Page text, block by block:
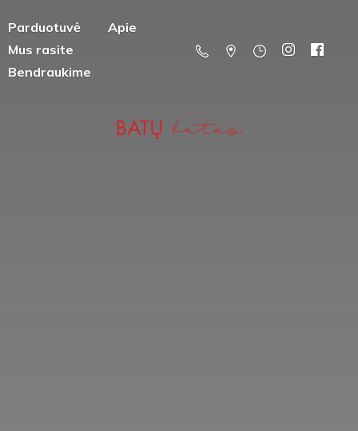
Parduotuvė
Apie
Mus rasite
Bendraukime